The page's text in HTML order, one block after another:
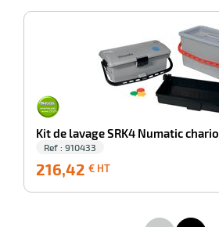
Kit de lavage SRK4 Numatic
Ref : 910433
216,42 € HT
HT